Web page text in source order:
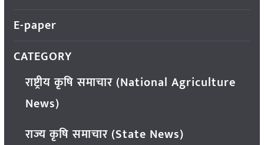
E-paper
CATEGORY
राष्ट्रीय कृषि समाचार (National Agriculture
News)
राज्य कृषि समाचार (State News)